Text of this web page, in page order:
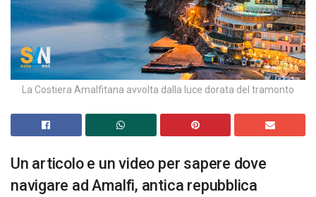
La Costiera Amalfitana avvolta dalla luce dorata del tramonto
Un articolo e un video per sapere dove
navigare ad Amalfi, antica repubblica